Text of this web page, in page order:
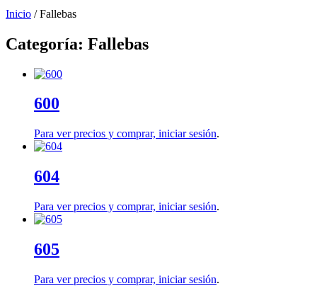
Inicio / Fallebas
Categoría: Fallebas
600
Para ver precios y comprar, iniciar sesión.
604
Para ver precios y comprar, iniciar sesión.
605
Para ver precios y comprar, iniciar sesión.